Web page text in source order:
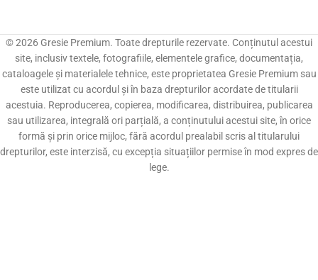
© 2026 Gresie Premium. Toate drepturile rezervate. Conținutul acestui
site, inclusiv textele, fotografiile, elementele grafice, documentația,
cataloagele și materialele tehnice, este proprietatea Gresie Premium sau
este utilizat cu acordul și în baza drepturilor acordate de titularii
acestuia. Reproducerea, copierea, modificarea, distribuirea, publicarea
sau utilizarea, integrală ori parțială, a conținutului acestui site, în orice
formă și prin orice mijloc, fără acordul prealabil scris al titularului
drepturilor, este interzisă, cu excepția situațiilor permise în mod expres de
lege.